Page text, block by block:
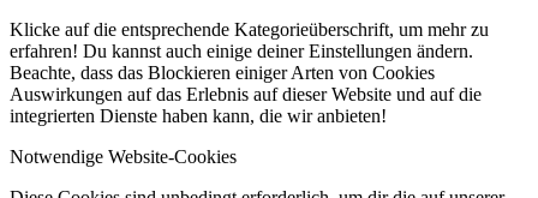
Klicke auf die entsprechende Kategorieüberschrift, um mehr zu
erfahren! Du kannst auch einige deiner Einstellungen ändern.
Beachte, dass das Blockieren einiger Arten von Cookies
Auswirkungen auf das Erlebnis auf dieser Website und auf die
integrierten Dienste haben kann, die wir anbieten!
Notwendige Website-Cookies